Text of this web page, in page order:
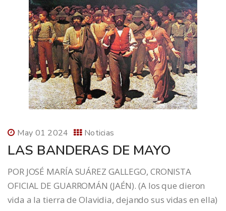
May 01 2024 Noticias
LAS BANDERAS DE MAYO
POR JOSÉ MARÍA SUÁREZ GALLEGO, CRONISTA
OFICIAL DE GUARROMÁN (JAÉN). (A los que dieron
vida a la tierra de Olavidia, dejando sus vidas en ella)